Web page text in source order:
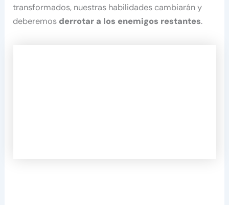
transformados, nuestras habilidades cambiarán y
deberemos derrotar a los enemigos restantes.